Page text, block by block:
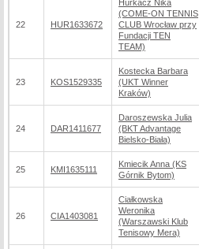
22 HUR1633672
Hurkacz Nika
(COME-ON TENNIS
CLUB Wrocław przy
Fundacji TEN
TEAM)
23 KOS1529335
Kostecka Barbara
(UKT Winner
Kraków)
24 DAR1411677
Daroszewska Julia
(BKT Advantage
Bielsko-Biała)
25 KMI1635111
Kmiecik Anna (KS
Górnik Bytom)
26 CIA1403081
Ciałkowska
Weronika
(Warszawski Klub
Tenisowy Mera)